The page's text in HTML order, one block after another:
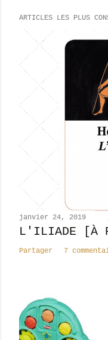
ARTICLES LES PLUS
janvier 24, 2019
L'ILIADE [À
Partager 7